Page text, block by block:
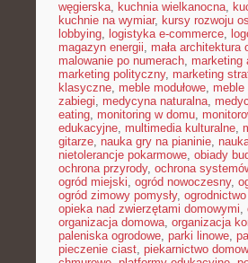
węgierska, kuchnia wielkanocna,
kuchnie na wymiar, kursy rozwoju
lobbying, logistyka e-commerce,
magazyn energii, mała architektura
malowanie po numerach, marketing
marketing polityczny, marketing
klasyczne, meble modułowe, meble
zabiegi, medycyna naturalna,
eating, monitoring w domu,
edukacyjne, multimedia kulturalne,
gitarze, nauka gry na pianinie,
nietolerancje pokarmowe, obiady
ochrona przyrody, ochrona
ogród miejski, ogród nowoczesny,
ogród zimowy pomysły,
opieka nad zwierzętami domowymi,
organizacja domowa, organizacja
paleniska ogrodowe, parki linowe,
pieczenie ciast, piekarnictwo